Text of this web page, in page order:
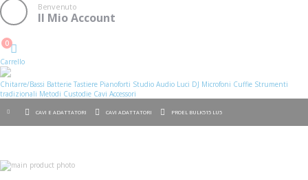
Benvenuto
Il Mio Account
Cart
0
Carrello
Chitarre/Bassi Batterie Tastiere Pianoforti Studio Audio Luci DJ Microfoni Cuffie Strumenti
tradizionali Metodi Custodie Cavi Accessori
CAVI E ADATTATORI CAVI ADATTATORI PROEL BULK515 LU5
Vai
alla